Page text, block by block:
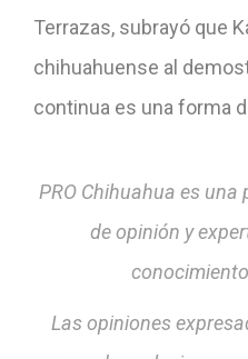
Terrazas, subrayó que
chihuahuense al
continua es una forma
PRO Chihuahua es
de opinión y
Las opiniones